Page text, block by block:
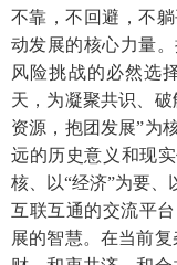
不靠，不回避，不
动发展的核心力量
风险挑战的必然选
天，为凝聚共识、
资源，抱团发展”为
远的历史意义和现
核、以“经济”为要、
互联互通的交流平
展的智慧。在当前